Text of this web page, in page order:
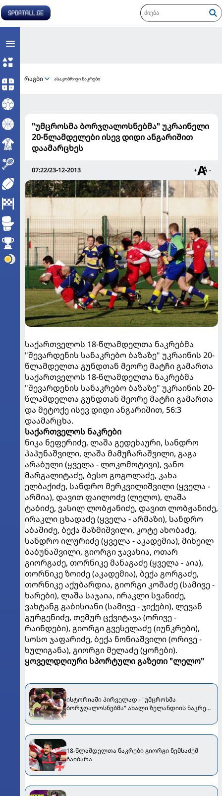
რაგბი ასაკობრივი ნაკრები
"უმცროსმა ბორჯღალოსნებმა" უკრაინელი
20-წლამდელები ისევ დიდი ანგარიშით
დაამარცხეს
07:22/23-12-2013 + -
საქართველოს 18-წლამდელთა ნაკრებმა
"შევარდენის სანაკრებო ბაზაზე" უკრაინის 20-
წლამდელთა გუნდთან მეორე მატჩი გამართა
საქართველოს 18-წლამდელთა ნაკრებმა
"შევარდენის სანაკრებო ბაზაზე" უკრაინის 20-
წლამდელთა გუნდთან მეორე მატჩი გამართა
და მეტოქე ისევ დიდი ანგარიშით, 56:3
დაამარცხა.
საქართველოს ნაკრები
ნიკა ნეფერიძე, ლაშა გედეხაური, სანდრო
პაპუნაშვილი, ლაშა მამუჩარაშვილი, გაგა
არაბული (ყველა - ლოკომოტივი), ვანო
მარგალიტაძე, ბესო გოგოლაძე, კახა
ელბაქიძე, სანდრო მერკვილიშვილი (ყველა -
არმია), დავით ფაილოძე (ლელო), ლაშა
ტაბიძე, ვასილ ლობჟანიძე, დავით ლობჟანიძე,
ირაკლი ცხადაძე (ყველა - არმაზი), სანდრო
აბაშიძე, ბექა მაზმიშვილი, კოტე ახობაძე,
სანდრო ილურიძე (ყველა - აკადემია), მიხეილ
ბაბუნაშვილი, გიორგი ჯავახია, ოთარ
გიორგაძე, თორნიკე მანაგაძე (ყველა - აია),
თორნიკე ზოიძე (აკადემია), ბექა გორგაძე,
თორნიკე აქუბარდია, გიორგი კოშაძე (სამივე -
ხარები), ლაშა საჯაია, ირაკლი სვანიძე,
ვახტანგ გაბისიანი (სამივე - ჯიქები), ლევან
გურგენიძე, თემურ ცქვიტავა (ორივე -
რაინდები), გიორგი გვესელაძე (იუნკრები),
სოსო ჯაფარიძე, ბექა ნონიაშვილი (ორივე -
ხულიგანა), გიორგი მელაძე (ყოჩები).
ყოველდღიური სპორტული გაზეთი "ლელო"
ისტორიაში პირველად - "უმცროსმა
ბორჯღალოსნებმა" ახალი ზელანდიის ნაკრები
18-წლამდელთა ნაკრები გიორგი ნემსაძემ
ჩაიბარა